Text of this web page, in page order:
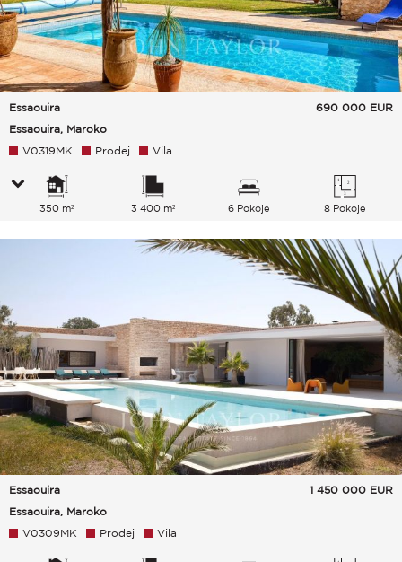
Essaouira
Essaouira, Maroko
690 000 EUR
V0319MK Prodej Vila
350 m² 3 400 m² 6 Pokoje 8 Pokoje
Essaouira
Essaouira, Maroko
1 450 000 EUR
V0309MK Prodej Vila